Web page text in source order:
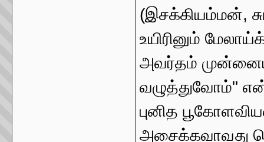
(இசக்கியம்மன்,
உயிரினும்
அவர்தம்
வழுத்துவோம்"
புனித
அசைக்கவாவது